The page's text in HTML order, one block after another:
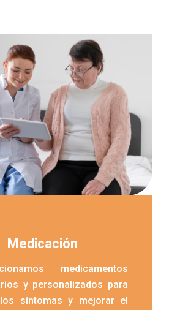
Medicación
medicamentos
y personalizados para
síntomas y mejorar el